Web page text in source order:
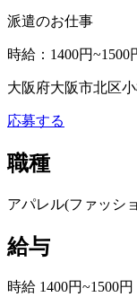
派遣のお仕事
時給 ： 1400円~1500
大阪府大阪市北区
応募する
職種
アパレル(ファッシ
給与
時給 1400円~1500円